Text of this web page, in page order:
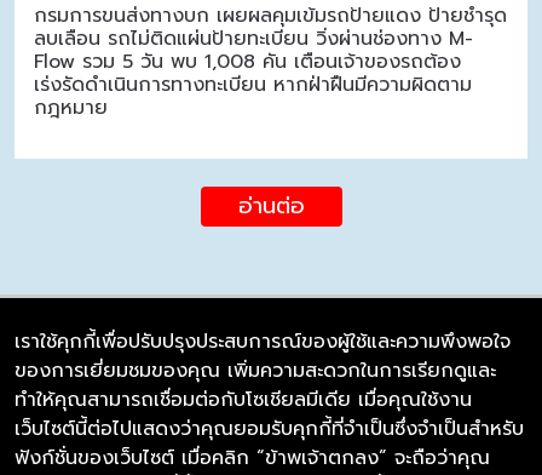
กรมการขนส่งทางบก เผยผลคุมเข้มรถป้ายแดง ป้ายชำรุด
ลบเลือน รถไม่ติดแผ่นป้ายทะเบียน วิ่งผ่านช่องทาง M-
Flow รวม 5 วัน พบ 1,008 คัน เตือนเจ้าของรถต้อง
เร่งรัดดำเนินการทางทะเบียน หากฝ่าฝืนมีความผิดตาม
กฎหมาย
อ่านต่อ
บริษัท ซิมลิงค์ จำกัด
98/226 Bangrakyai-Baanmai Road,
Bangyai, Nonthaburi 11140
เราใช้คุกกี้เพื่อปรับปรุงประสบการณ์ของผู้ใช้และความพึงพอใจ
ของการเยี่ยมชมของคุณ เพิ่มความสะดวกในการเรียกดูและ
ทำให้คุณสามารถเชื่อมต่อกับโซเชียลมีเดีย เมื่อคุณใช้งาน
เว็บไซต์นี้ต่อไปแสดงว่าคุณยอมรับคุกกี้ที่จำเป็นซึ่งจำเป็นสำหรับ
ฟังก์ชั่นของเว็บไซต์ เมื่อคลิก “ข้าพเจ้าตกลง” จะถือว่าคุณ